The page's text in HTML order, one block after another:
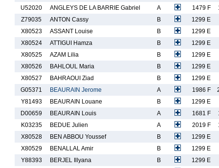
U52020
ANGLEYS DE LA BARRIE Gabriel A 1479 F
Z79035
ANTON Cassy B
1299 E
X80523
ASSANT Louise B
1299 E
X80524
ATTIGUI Hamza B
1299 E
X80525
AZAM Lilia B
1299 E
X80526
BAHLOUL Maria B
1299 E
X80527
BAHRAOUI Ziad B
1299 E
G05371
BEAURAIN Jerome A 1986 F
Y81493
BEAURAIN Louane B
1299 E
D00659
BEAURAIN Louis A 1681 F
K03235
BEDUE Julien A 2019 F
X80528
BEN ABBOU Youssef B
1299 E
X80529
BENALLAL Amir B
1299 E
Y88393
BERJEL Illyana B
1299 E